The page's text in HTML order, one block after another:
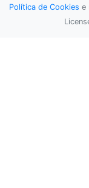
Política de Cookies e